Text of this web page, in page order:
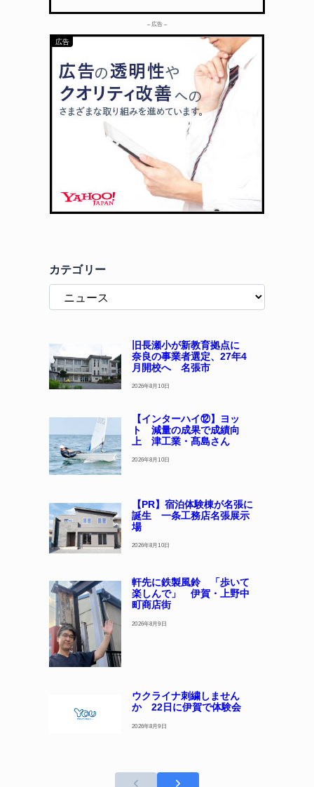
– 広告 –
カテゴリー
旧長瀬小が新教育拠点に
奈良の事業者選定、27年4
月開校へ 名張市
2026年8月10日
【インターハイ⑫】ヨッ
ト 減量の成果で成績向
上 津工業・髙島さん
2026年8月10日
【PR】宿泊体験棟が名張に
誕生 一条工務店名張展示
場
2026年8月10日
軒先に鉄製風鈴 「歩いて
楽しんで」 伊賀・上野中
町商店街
2026年8月9日
ウクライナ刺繍しません
か 22日に伊賀で体験会
2026年8月9日